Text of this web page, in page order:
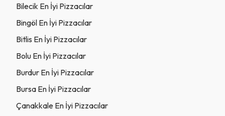
Bilecik En İyi Pizzacılar
Bingöl En İyi Pizzacılar
Bitlis En İyi Pizzacılar
Bolu En İyi Pizzacılar
Burdur En İyi Pizzacılar
Bursa En İyi Pizzacılar
Çanakkale En İyi Pizzacılar